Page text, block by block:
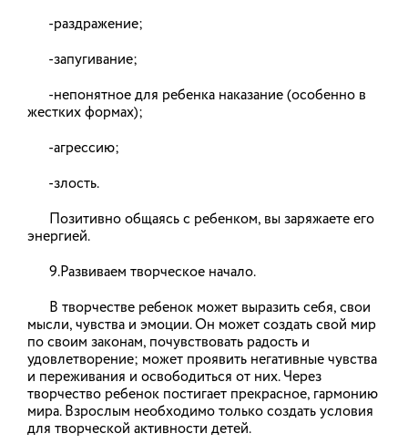
электросетевого комплекса региона
23.12.2025
Программа долгосрочных
сбережений
начала свою работу с января 2024 года. ПДС -
это сберегательный продукт, который позволит
будущем или создать «подушку безопасности» на
любые цели. Участие в программе добровольное.
23.12.2025
Что делать, если с Вашего
банковского счета похищены
деньги?
-раздражение;
-запугивание;
-непонятное для ребенка наказание (особенно в
жестких формах);
-агрессию;
-злость.
Позитивно общаясь с ребенком, вы заряжаете его
энергией.
9.Развиваем творческое начало.
В творчестве ребенок может выразить себя, свои
мысли, чувства и эмоции. Он может создать свой мир
по своим законам, почувствовать радость и
удовлетворение; может проявить негативные чувства
и переживания и освободиться от них. Через
творчество ребенок постигает прекрасное, гармонию
мира. Взрослым необходимо только создать условия
для творческой активности детей.